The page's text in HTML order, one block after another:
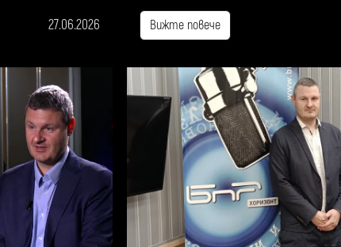
27.06.2026 Вижте повече